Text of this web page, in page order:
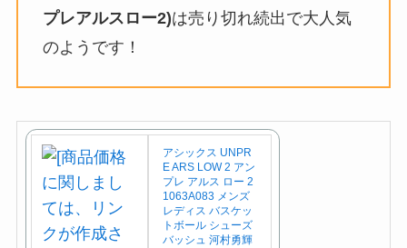
プレアルスロー2)は売り切れ続出で大人気
のようです！
アシックス UNPR
E ARS LOW 2 アン
プレ アルス ロー 2
1063A083 メンズ
レディス バスケッ
トボール シューズ
バッシュ 河村勇輝